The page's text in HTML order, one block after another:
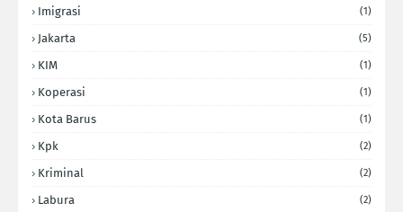
Imigrasi (1)
Jakarta (5)
KIM (1)
Koperasi (1)
Kota Barus (1)
Kpk (2)
Kriminal (2)
Labura (2)